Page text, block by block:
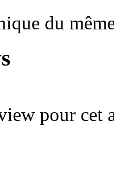
du
pour cet